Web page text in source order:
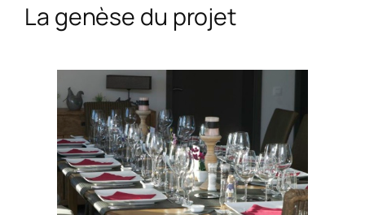
La genèse du projet